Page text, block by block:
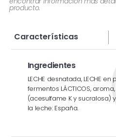
producto.
Características
Ingredientes
LECHE desnatada, LECHE
fermentos LÁCTICOS,
(acesulfame K y sucralosa)
la leche: España.